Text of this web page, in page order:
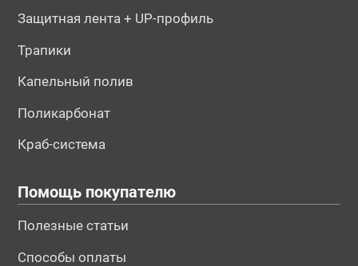
Защитная лента + UP-профиль
Трапики
Капельный полив
Поликарбонат
Краб-система
Помощь покупателю
Полезные статьи
Способы оплаты